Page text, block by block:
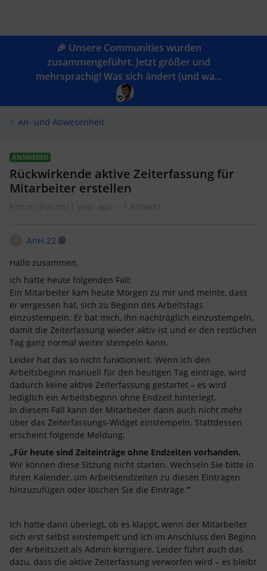
🎉 Unsere Communities wurden
zusammengeführt. Jetzt größer und
mehrsprachig! Was sich ändert (und wa...
An- und Abwesenheit
ANSWERED
Rückwirkende aktive Zeiterfassung für
Mitarbeiter erstellen
Forum|Forum|1 year ago 1 Antwort
AnH-22
Hallo zusammen,
ich hatte heute folgenden Fall:
Ein Mitarbeiter kam heute Morgen zu mir und meinte, dass
er vergessen hat, sich zu Beginn des Arbeitstags
einzustempeln. Er bat mich, ihn nachträglich einzustempeln,
damit die Zeiterfassung wieder aktiv ist und er den restlichen
Tag ganz normal weiter stempeln kann.
Leider hat das so nicht funktioniert. Wenn ich den
Arbeitsbeginn manuell für den heutigen Tag eintrage, wird
dadurch keine aktive Zeiterfassung gestartet – es wird
lediglich ein Arbeitsbeginn ohne Endzeit hinterlegt.
In diesem Fall kann der Mitarbeiter dann auch nicht mehr
über das Zeiterfassungs-Widget einstempeln. Stattdessen
erscheint folgende Meldung:
„Für heute sind Zeiteinträge ohne Endzeiten vorhanden.
Wir können diese Sitzung nicht starten. Wechseln Sie bitte in
Ihren Kalender, um Arbeitsendzeiten zu diesen Einträgen
hinzuzufügen oder löschen Sie die Einträge.“
Ich hatte dann überlegt, ob es klappt, wenn der Mitarbeiter
sich erst selbst einstempelt und ich im Anschluss den Beginn
der Arbeitszeit als Admin korrigiere. Leider führt auch das
dazu, dass die aktive Zeiterfassung verworfen wird – es bleibt